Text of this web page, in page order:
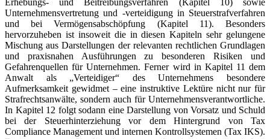
Unternehmensvertretung und -verteidigung in Steuerstrafverfahren
und bei Vermögensabschöpfung (Kapitel 11). Besonders
hervorzuheben ist insoweit die in diesen Kapiteln sehr gelungene
Mischung aus Darstellungen der relevanten rechtlichen Grundlagen
und praxisnahen Ausführungen zu besonderen Risiken und
Gefahrenquellen für Unternehmen. Ferner wird in Kapitel 11 dem
Anwalt als „Verteidiger“ des Unternehmens besondere
Aufmerksamkeit gewidmet – eine instruktive Lektüre nicht nur für
Strafrechtsanwälte, sondern auch für Unternehmensverantwortliche.
In Kapitel 12 folgt sodann eine Darstellung von Vorsatz und Schuld
bei der Steuerhinterziehung vor dem Hintergrund von Tax
Compliance Management und internen Kontrollsystemen (Tax IKS).